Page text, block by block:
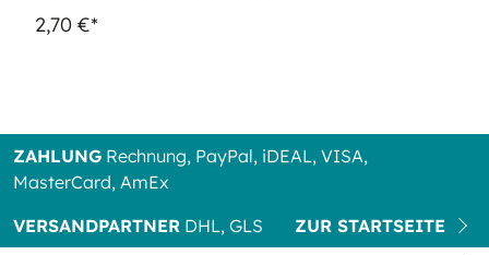
2,70 €*
ZAHLUNG Rechnung, PayPal, iDEAL, VISA,
MasterCard, AmEx
VERSANDPARTNER DHL, GLS
ZUR STARTSEITE